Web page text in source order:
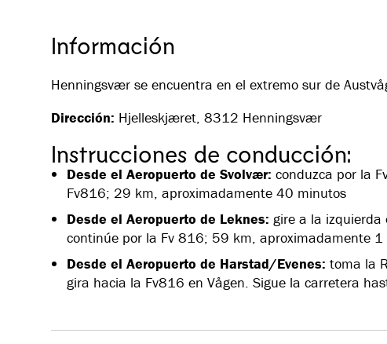
Información
Henningsvær se encuentra en el extremo sur de
Dirección: Hjelleskjæret, 8312 Henningsvær
Instrucciones de conducción:
Desde el Aeropuerto de Svolvær: conduzca por la
Fv816; 29 km, aproximadamente 40 minutos
Desde el Aeropuerto de Leknes: gire a la
continúe por la Fv 816; 59 km, aproximadamente 1
Desde el Aeropuerto de Harstad/Evenes: toma la
gira hacia la Fv816 en Vågen. Sigue la carretera